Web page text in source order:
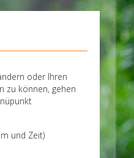
oder Ihren
zu können, gehen
und Zeit)